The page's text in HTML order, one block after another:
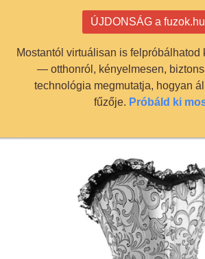
info@fuzok.hu
ÚJDONSÁG a
Mostantól virtuálisan is felpróbálhatod
— otthonról, kényelmesen,
technológia megmutatja, hogyan
fűzője. Próbáld ki